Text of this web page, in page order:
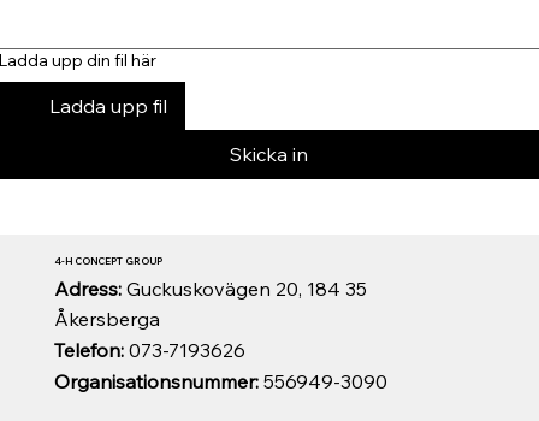
upp din fil här
Ladda upp fil
Skicka in
Organisationsnummer:556949-3090
Telefon:073-7193626
Adress: Guckuskovägen 20, 184 35
Åkersberga
4-H CONCEPT GROUP